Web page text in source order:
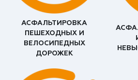
АСФАЛЬТИРОВКА
ПЕШЕХОДНЫХ И
ВЕЛОСИПЕДНЫХ
ДОРОЖЕК